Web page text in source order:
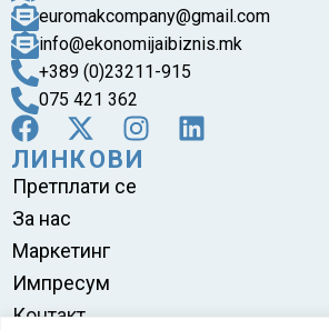
euromakcompany@gmail.com
info@ekonomijaibiznis.mk
+389 (0)23211-915
075 421 362
ЛИНКОВИ
Претплати се
За нас
Маркетинг
Импресум
Контакт